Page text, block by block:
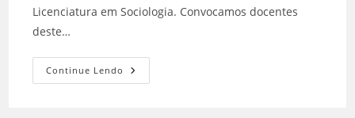
Licenciatura em Sociologia. Convocamos docentes
deste…
Continue Lendo